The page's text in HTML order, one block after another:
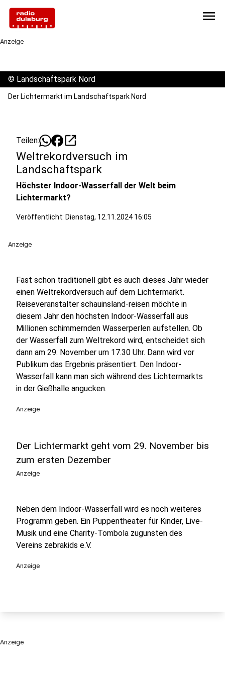
menu
Anzeige
© Landschaftspark Nord
Der Lichtermarkt im Landschaftspark Nord
Teilen: open_in_new
Weltrekordversuch im
Landschaftspark
Höchster Indoor-Wasserfall der Welt beim
Lichtermarkt?
Veröffentlicht: Dienstag, 12.11.2024 16:05
Anzeige
Fast schon traditionell gibt es auch dieses Jahr wieder
einen Weltrekordversuch auf dem Lichtermarkt.
Reiseveranstalter schauinsland-reisen möchte in
diesem Jahr den höchsten Indoor-Wasserfall aus
Millionen schimmernden Wasserperlen aufstellen. Ob
der Wasserfall zum Weltrekord wird, entscheidet sich
dann am 29. November um 17.30 Uhr. Dann wird vor
Publikum das Ergebnis präsentiert. Den Indoor-
Wasserfall kann man sich während des Lichtermarkts
in der Gießhalle angucken.
Anzeige
Der Lichtermarkt geht vom 29. November bis
zum ersten Dezember
Anzeige
Neben dem Indoor-Wasserfall wird es noch weiteres
Programm geben. Ein Puppentheater für Kinder, Live-
Musik und eine Charity-Tombola zugunsten des
Vereins zebrakids e.V.
Anzeige
Anzeige